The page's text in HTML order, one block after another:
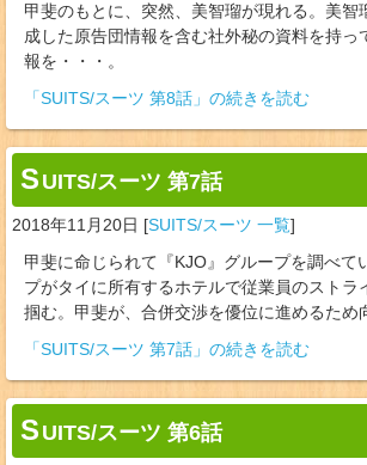
甲斐のもとに、突然、美智瑠が現れる。美智
成した原告団情報を含む社外秘の資料を持っ
報を・・・。
「SUITS/スーツ 第8話」の続きを読む
S UITS/スーツ 第7話
2018年11月20日 [SUITS/スーツ 一覧]
甲斐に命じられて『KJO』グループを調べて
プがタイに所有するホテルで従業員のストラ
掴む。甲斐が、合併交渉を優位に進めるため
「SUITS/スーツ 第7話」の続きを読む
S UITS/スーツ 第6話